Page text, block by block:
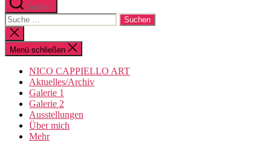
Suchen
Suche
nach:
Suche
schließen
Menü schließen
NICO CAPPIELLO ART
Aktuelles/Archiv
Galerie 1
Galerie 2
Ausstellungen
Über mich
Mehr